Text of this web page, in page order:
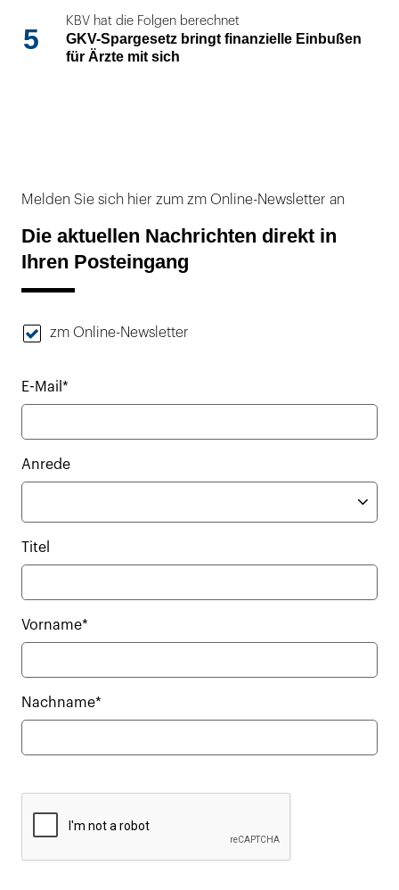
5
KBV hat die Folgen berechnet
GKV-Spargesetz bringt finanzielle Einbußen
für Ärzte mit sich
Melden Sie sich hier zum zm Online-Newsletter an
Die aktuellen Nachrichten direkt in
Ihren Posteingang
zm Online-Newsletter
E-Mail*
Anrede
Titel
Vorname*
Nachname*